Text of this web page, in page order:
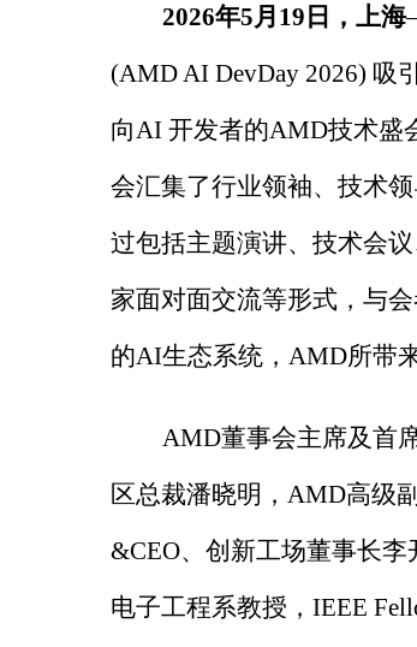
2026年5月19日，上海
(AMD AI DevDay 2026) 吸
向AI 开发者的AMD技术盛
会汇集了行业领袖、技术
过包括主题演讲、技术会
家面对面交流等形式，与
的AI生态系统，AMD所带
AMD董事会主席及首
区总裁潘晓明，AMD高级
&CEO、创新工场董事长
电子工程系教授，IEEE